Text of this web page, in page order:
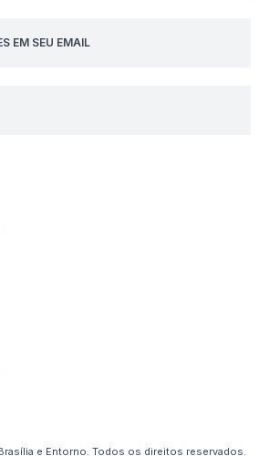
EM SEU EMAIL
e Entorno. Todos os direitos reservados.